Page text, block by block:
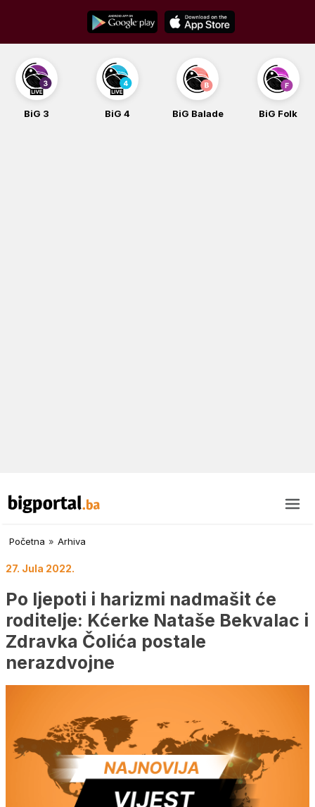
content
BiG 3 BiG 4 BiG Balade BiG Folk
Početna » Arhiva
27. Jula 2022.
Po ljepoti i harizmi nadmašit će
roditelje: Kćerke Nataše Bekvalac i
Zdravka Čolića postale
nerazdvojne